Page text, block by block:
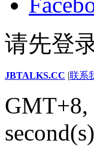
请先登
JBTALKS.CC |联系